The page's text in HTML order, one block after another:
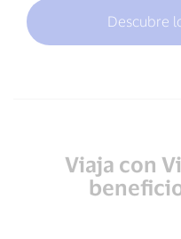
Descubre
Viaja con